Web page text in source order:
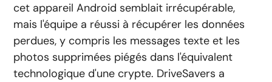
cet appareil Android semblait irrécupérable,
mais l'équipe a réussi à récupérer les données
perdues, y compris les messages texte et les
photos supprimées piégés dans l'équivalent
technologique d'une crypte. DriveSavers a